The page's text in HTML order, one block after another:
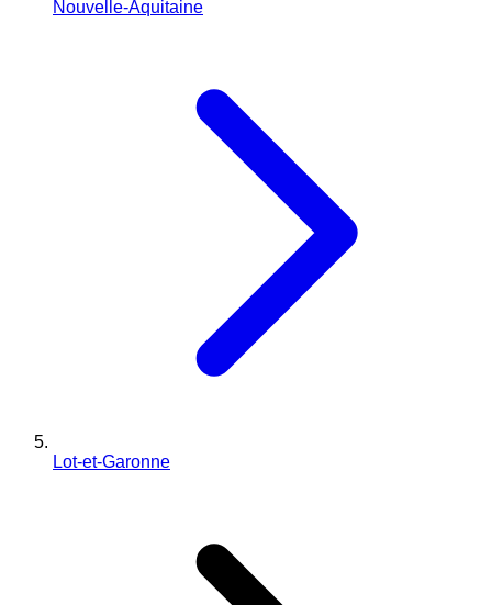
Nouvelle-Aquitaine
Lot-et-Garonne